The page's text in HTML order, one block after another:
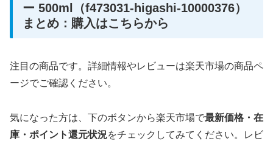
ー 500ml（f473031-higashi-10000376）
まとめ：購入はこちらから
注目の商品です。詳細情報やレビューは楽天市場の商品ペ
ージでご確認ください。
気になった方は、下のボタンから楽天市場で最新価格・在
庫・ポイント還元状況をチェックしてみてください。レビ